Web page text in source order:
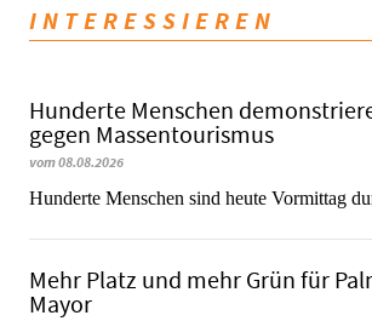
INTERESSIEREN
Hunderte Menschen
gegen Massentourismus
vom 08.08.2026
Hunderte Menschen sind heute Vormittag
Mehr Platz und mehr Grün für
Mayor